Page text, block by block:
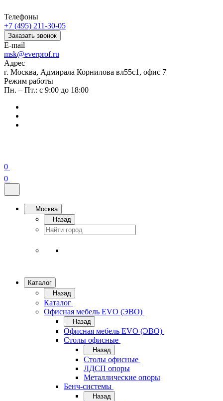
Телефоны
+7 (495) 211-30-05
Заказать звонок
E-mail
msk@everprof.ru
Адрес
г. Москва, Адмирала Корнилова вл55с1, офис 7
Режим работы
Пн. – Пт.: с 9:00 до 18:00
0
0
Москва
Назад
Каталог
Назад
Каталог
Офисная мебель EVO (ЭВО)
Назад
Офисная мебель EVO (ЭВО)
Cтолы офисные
Назад
Cтолы офисные
ЛДСП опоры
Металлические опоры
Бенч-системы
Назад